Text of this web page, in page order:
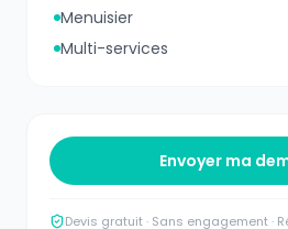
Menuisier
Multi-services
Envoyer ma
Devis gratuit · Sans engagement ·